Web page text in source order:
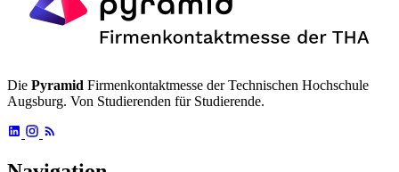
Die Pyramid Firmenkontaktmesse der Technischen Hochschule
Augsburg. Von Studierenden für Studierende.